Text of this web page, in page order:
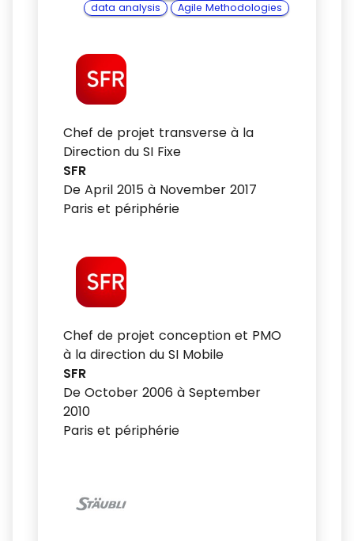
data analysis
Agile Methodologies
Chef de projet transverse à la
Direction du SI Fixe
SFR
De April 2015 à November 2017
Paris et périphérie
Chef de projet conception et PMO
à la direction du SI Mobile
SFR
De October 2006 à September
2010
Paris et périphérie